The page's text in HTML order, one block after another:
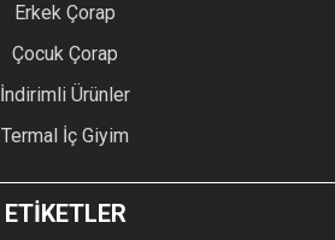
Erkek Çorap
Çocuk Çorap
İndirimli Ürünler
Termal İç Giyim
ETİKETLER